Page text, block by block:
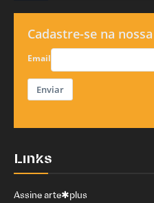
Cadastre-se na
Email
Enviar
Links
Assine arte✱plus